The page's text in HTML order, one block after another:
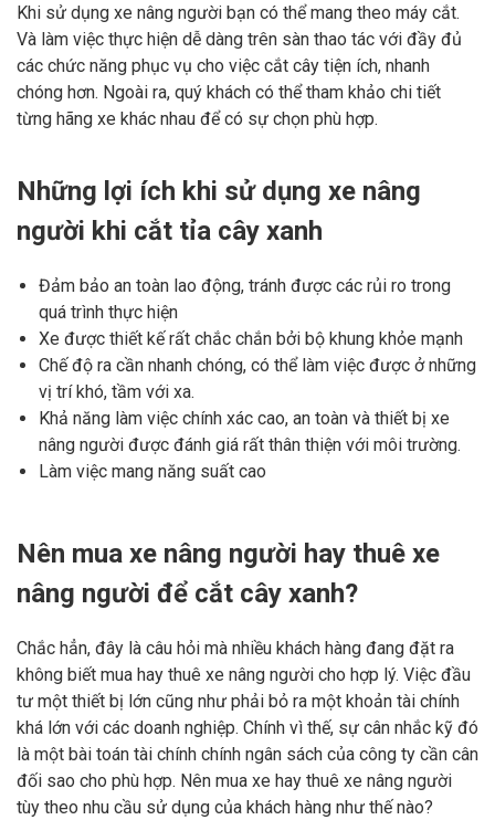
Khi sử dụng xe nâng người bạn có thể mang theo máy cắt.
Và làm việc thực hiện dễ dàng trên sàn thao tác với đầy đủ
các chức năng phục vụ cho việc cắt cây tiện ích, nhanh
chóng hơn. Ngoài ra, quý khách có thể tham khảo chi tiết
từng hãng xe khác nhau để có sự chọn phù hợp.
Những lợi ích khi sử dụng xe nâng
người khi cắt tỉa cây xanh
Đảm bảo an toàn lao động, tránh được các rủi ro trong
quá trình thực hiện
Xe được thiết kế rất chắc chắn bởi bộ khung khỏe mạnh
Chế độ ra cần nhanh chóng, có thể làm việc được ở những
vị trí khó, tầm với xa.
Khả năng làm việc chính xác cao, an toàn và thiết bị xe
nâng người được đánh giá rất thân thiện với môi trường.
Làm việc mang năng suất cao
Nên mua xe nâng người hay thuê xe
nâng người để cắt cây xanh?
Chắc hẳn, đây là câu hỏi mà nhiều khách hàng đang đặt ra
không biết mua hay thuê xe nâng người cho hợp lý. Việc đầu
tư một thiết bị lớn cũng như phải bỏ ra một khoản tài chính
khá lớn với các doanh nghiệp. Chính vì thế, sự cân nhắc kỹ đó
là một bài toán tài chính chính ngân sách của công ty cần cân
đối sao cho phù hợp. Nên mua xe hay thuê xe nâng người
tùy theo nhu cầu sử dụng của khách hàng như thế nào?